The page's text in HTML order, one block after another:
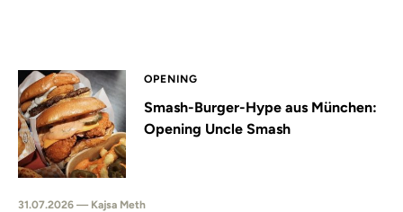
OPENING
Smash-Burger-Hype aus München:
Opening Uncle Smash
31.07.2026 — Kajsa Meth